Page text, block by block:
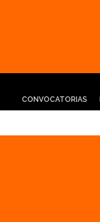
CONVOCATORIAS